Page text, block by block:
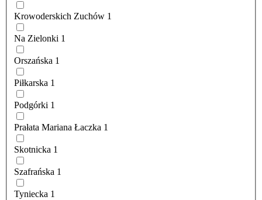
Krowoderskich Zuchów 1
Na Zielonki 1
Orszańska 1
Piłkarska 1
Podgórki 1
Prałata Mariana Łaczka 1
Skotnicka 1
Szafrańska 1
Tyniecka 1